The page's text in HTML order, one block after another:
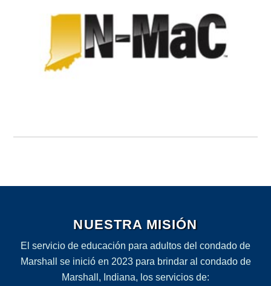
NUESTRA MISIÓN
El servicio de educación para adultos del condado de
Marshall se inició en 2023 para brindar al condado de
Marshall, Indiana, los servicios de: